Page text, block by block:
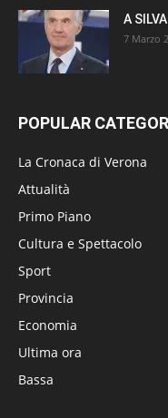
A
7 Marzo
POPULAR
La Cronaca di Verona
Attualità
Primo Piano
Cultura e Spettacolo
Sport
Provincia
Economia
Ultima ora
Bassa